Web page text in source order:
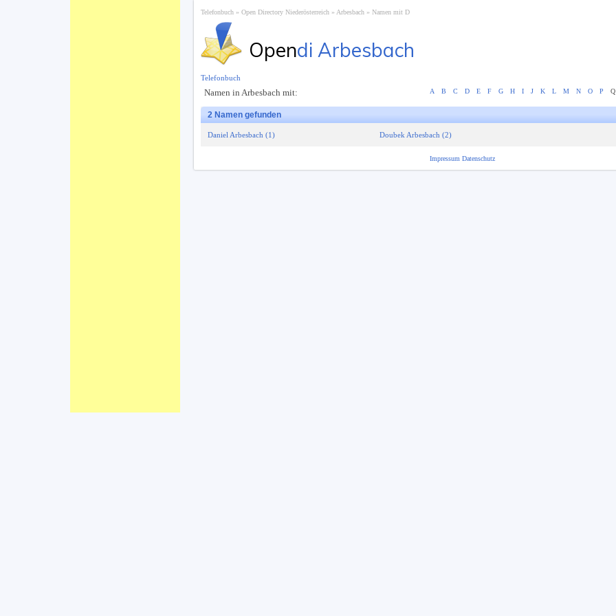
Telefonbuch Open Directory Niederösterreich Arbesbach Namen mit D
Opendi Arbesbach
Namen in Arbesbach mit: A B C D E F G H I J K L M N O P Q
2 Namen gefunden
Daniel Arbesbach (1) Doubek Arbesbach (2)
Telefonbuch
Impressum Datenschutz